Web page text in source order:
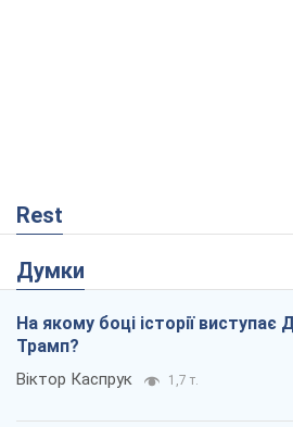
Rest
Думки
На якому боці історії виступає
Трамп?
Віктор Каспрук 1,7 т.